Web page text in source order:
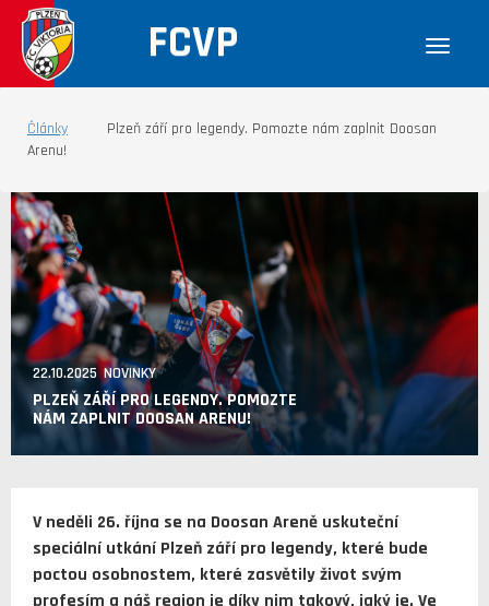
FCVP
Články
Plzeň září pro legendy. Pomozte nám zaplnit Doosan
Arenu!
22.10.2025 NOVINKY
PLZEŇ ZÁŘÍ PRO LEGENDY. POMOZTE
NÁM ZAPLNIT DOOSAN ARENU!
V neděli 26. října se na Doosan Areně uskuteční
speciální utkání Plzeň září pro legendy, které bude
poctou osobnostem, které zasvětily život svým
profesím a náš region je díky nim takový, jaký je. Ve